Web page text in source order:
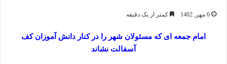
6 مهر, 1402 کمتر از یک دقیقه
امام جمعه ای که مسئولان شهر را در کنار دانش آموزان کف
آسفالت نشاند